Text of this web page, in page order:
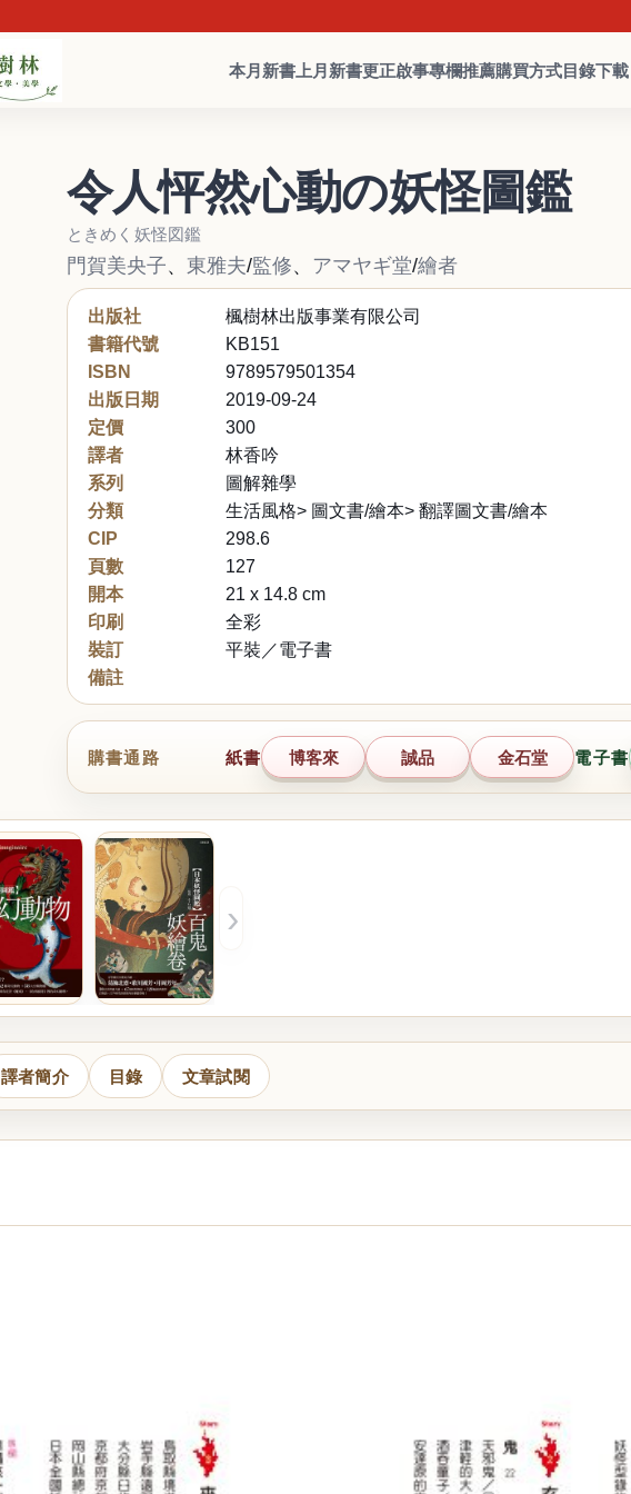
本月新書 上月新書更正啟事專欄推薦購買方式目錄下載
令人怦然心動の妖怪圖鑑
ときめく妖怪図鑑
門賀美央子、 東雅夫/監修、 アマヤギ堂/繪者
出版社
楓樹林出版事業有限公司
書籍代號
KB151
ISBN
9789579501354
出版日期
2019-09-24
定價
300
譯者
林香吟
系列
圖解雜學
分類
生活風格> 圖文書/繪本> 翻譯圖文書/繪本
CIP
298.6
頁數
127
開本
21 x 14.8 cm
印刷
全彩
裝訂
平裝／電子書
備註
購書通路 紙書 博客來 誠品 金石堂 電子書
›
譯者簡介 目錄 文章試閱